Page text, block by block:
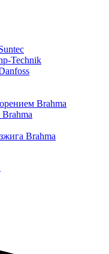
Technik
Brahma
Brahma